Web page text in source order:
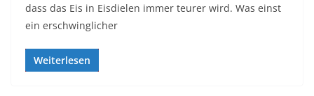
dass das Eis in Eisdielen immer teurer wird. Was einst
ein erschwinglicher
Weiterlesen